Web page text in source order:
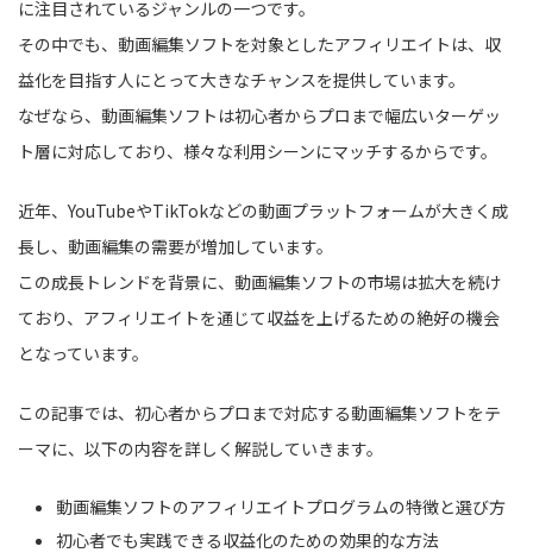
に注目されているジャンルの一つです。
その中でも、動画編集ソフトを対象としたアフィリエイトは、収
益化を目指す人にとって大きなチャンスを提供しています。
なぜなら、動画編集ソフトは初心者からプロまで幅広いターゲッ
ト層に対応しており、様々な利用シーンにマッチするからです。
近年、YouTubeやTikTokなどの動画プラットフォームが大きく成
長し、動画編集の需要が増加しています。
この成長トレンドを背景に、動画編集ソフトの市場は拡大を続け
ており、アフィリエイトを通じて収益を上げるための絶好の機会
となっています。
この記事では、初心者からプロまで対応する動画編集ソフトをテ
ーマに、以下の内容を詳しく解説していきます。
動画編集ソフトのアフィリエイトプログラムの特徴と選び方
初心者でも実践できる収益化のための効果的な方法